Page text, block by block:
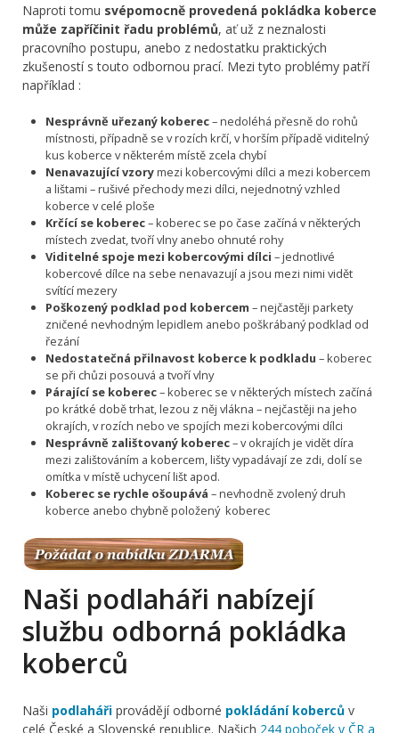
Naproti tomu svépomocně provedená pokládka koberce
může zapříčinit řadu problémů, ať už z neznalosti
pracovního postupu, anebo z nedostatku praktických
zkušeností s touto odbornou prací. Mezi tyto problémy patří
například :
Nesprávně uřezaný koberec– nedoléhá přesně do rohů
místnosti, případně se v rozích krčí, v horším případě viditelný
kus koberce v některém místě zcela chybí
Nenavazující vzorymezi kobercovými dílci a mezi kobercem
a lištami – rušivé přechody mezi dílci, nejednotný vzhled
koberce v celé ploše
Krčící se koberec– koberec se po čase začíná v některých
místech zvedat, tvoří vlny anebo ohnuté rohy
Viditelné spoje mezi kobercovými dílci – jednotlivé
kobercové dílce na sebe nenavazují a jsou mezi nimi vidět
svítící mezery
Poškozený podklad pod kobercem – nejčastěji parkety
zničené nevhodným lepidlem anebo poškrábaný podklad od
řezání
Nedostatečná přilnavost koberce k podkladu – koberec
se při chůzi posouvá a tvoří vlny
Párající se koberec– koberec se v některých místech začíná
po krátké době trhat, lezou z něj vlákna – nejčastěji na jeho
okrajích, v rozích nebo ve spojích mezi kobercovými dílci
Nesprávně zalištovaný koberec– v okrajích je vidět díra
mezi zalištováním a kobercem, lišty vypadávají ze zdi, dolí se
omítka v místě uchycení lišt apod.
Koberec se rychle ošoupává – nevhodně zvolený druh
koberce anebo chybně položený koberec
Naši podlaháři nabízejí
službu odborná pokládka
koberců
Naši podlaháři provádějí odborné pokládání koberců v
celé České a Slovenské republice. Našich 244 poboček v ČR a